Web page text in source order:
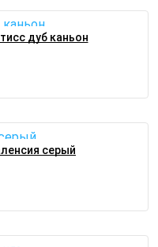
дуб каньон
серый